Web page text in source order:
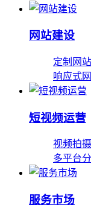
网站建设
定制网
响应式
短视频运营
视频拍
多平台
服务市场